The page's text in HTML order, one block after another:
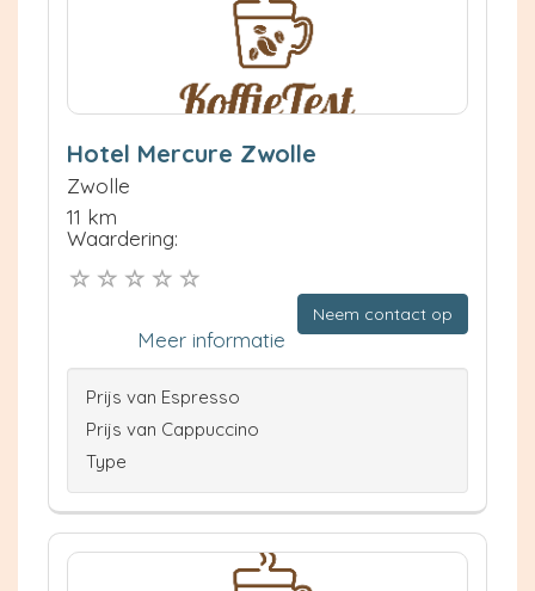
Hotel Mercure Zwolle
Zwolle
11 km
Waardering:
Neem contact op
Meer informatie
Prijs van Espresso
Prijs van Cappuccino
Type